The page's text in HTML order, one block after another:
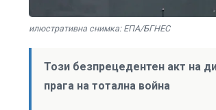
илюстративна снимка: ЕПА/БГНЕС
Този безпрецедентен акт на
прага на тотална война